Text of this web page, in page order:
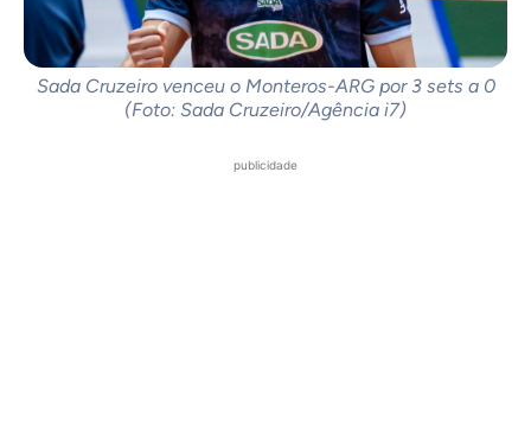
Sada Cruzeiro venceu o Monteros-ARG por 3 sets a 0
(Foto: Sada Cruzeiro/Agência i7)
publicidade